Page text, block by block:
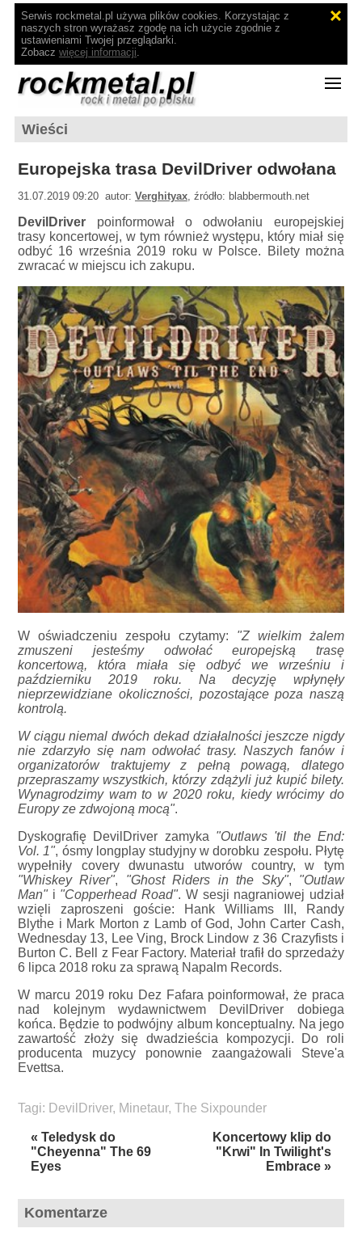
Serwis rockmetal.pl używa plików cookies. Korzystając z
naszych stron wyrażasz zgodę na ich użycie zgodnie z
ustawieniami Twojej przeglądarki.
Zobacz więcej informacji.
Wieści
Europejska trasa DevilDriver odwołana
31.07.2019 09:20 autor:Verghityax, źródło: blabbermouth.net
DevilDriver poinformował o odwołaniu europejskiej
trasy koncertowej, w tym również występu, który miał się
odbyć 16 września 2019 roku w Polsce. Bilety można
zwracać w miejscu ich zakupu.
W oświadczeniu zespołu czytamy: "Z wielkim żalem
zmuszeni jesteśmy odwołać europejską trasę
koncertową, która miała się odbyć we wrześniu i
październiku 2019 roku. Na decyzję wpłynęły
nieprzewidziane okoliczności, pozostające poza naszą
kontrolą.
W ciągu niemal dwóch dekad działalności jeszcze nigdy
nie zdarzyło się nam odwołać trasy. Naszych fanów i
organizatorów traktujemy z pełną powagą, dlatego
przepraszamy wszystkich, którzy zdążyli już kupić bilety.
Wynagrodzimy wam to w 2020 roku, kiedy wrócimy do
Europy ze zdwojoną mocą".
Dyskografię DevilDriver zamyka "Outlaws 'til the End:
Vol. 1", ósmy longplay studyjny w dorobku zespołu. Płytę
wypełniły covery dwunastu utworów country, w tym
"Whiskey River", "Ghost Riders in the Sky", "Outlaw
Man" i "Copperhead Road". W sesji nagraniowej udział
wzięli zaproszeni goście: Hank Williams III, Randy
Blythe i Mark Morton z Lamb of God, John Carter Cash,
Wednesday 13, Lee Ving, Brock Lindow z 36 Crazyfists i
Burton C. Bell z Fear Factory. Materiał trafił do sprzedaży
6 lipca 2018 roku za sprawą Napalm Records.
W marcu 2019 roku Dez Fafara poinformował, że praca
nad kolejnym wydawnictwem DevilDriver dobiega
końca. Będzie to podwójny album konceptualny. Na jego
zawartość złoży się dwadzieścia kompozycji. Do roli
producenta muzycy ponownie zaangażowali Steve'a
Evettsa.
Tagi: DevilDriver, Minetaur,The Sixpounder
« Teledysk do
"Cheyenna" The 69
Eyes
Koncertowy klip do
"Krwi" In Twilight's
Embrace »
Komentarze